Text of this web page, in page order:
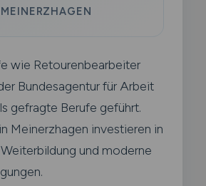
MEINERZHAGEN
wie Retourenbearbeiter
Bundesagentur für Arbeit
gefragte Berufe geführt.
Meinerzhagen investieren in
und moderne